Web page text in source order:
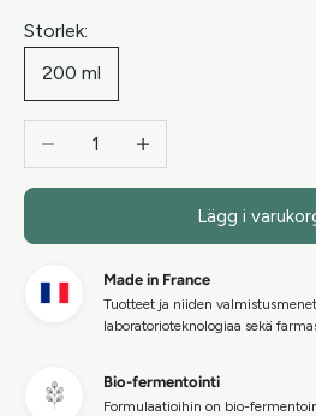
Storlek:
200 ml
Minska antal Öka antal
Lägg i
Made in France
Tuotteet ja niiden
laboratorioteknologiaa sekä
Bio-fermentointi
Formulaatioihin on bio-